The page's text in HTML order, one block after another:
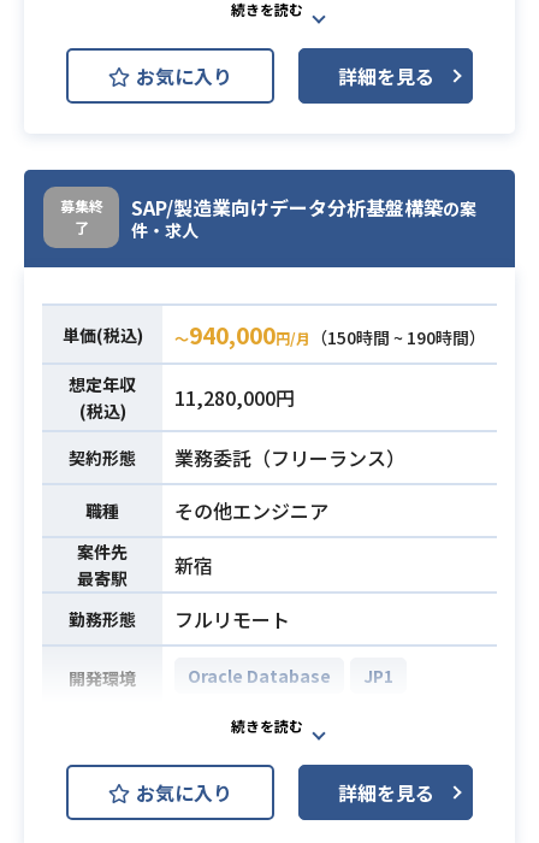
業務内容
銀行向けツール更改基盤構築に携わ
っていただきます。
をご担当頂きます。
作業内容は下記を想定しておりま
す。
・JP1(ジョブ運用)の設計・構築・試
験
・各種会議体等への参加、資料作成
等
必須スキル
・JP1(ジョブ運用)の設計・構築・運
用
・インフラ基盤、AWSの基礎知識(設
計・構築経験があれば尚可)
お気に入り 詳細を見る
募集終
了
SAP/製造業向けデータ分析基盤構築の案
件・求人
単価(税込) 〜940,000円/月
（150時間 ~ 190時間）
想定年収
(税込)
11,280,000円
契約形態 業務委託（フリーランス）
職種 その他エンジニア
案件先
最寄駅
新宿
勤務形態 フルリモート
開発環境 Oracle Database JP1
業務内容
OerackeEBSからSAPへの置き換え
に伴い、データ分析基盤をInformati
caIICS、ストアドで再構築をしてお
ります。
お気に入り 詳細を見る